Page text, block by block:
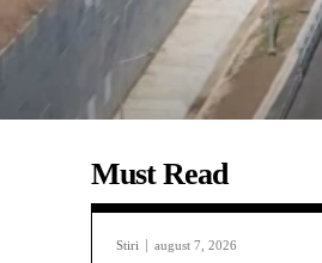
Must Read
Stiri august 7, 2026